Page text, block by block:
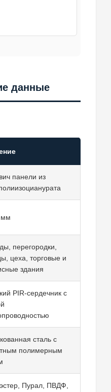
данные
панели из
мм
перегородки,
цеха, торговые и
здания
PIR-сердечник с
сталь с
полимерным
Пурал, ПВДФ,